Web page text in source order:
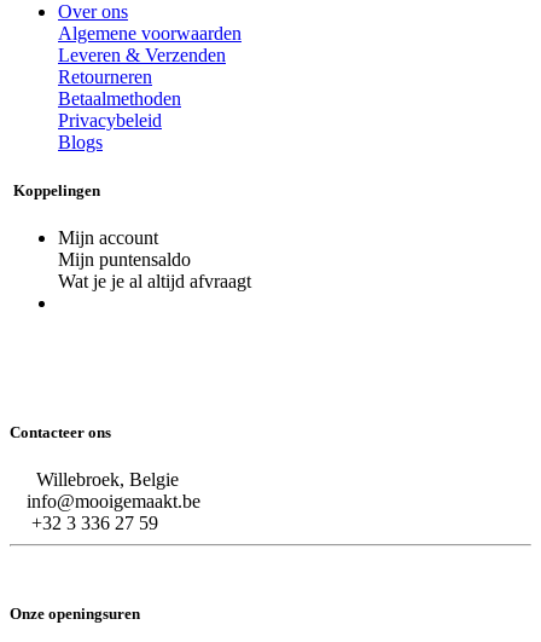
Over ons
Algemene voorwaarden
Leveren & Verzenden
Retourneren
Betaalmethoden
Privacybeleid
Blogs
Koppelingen
Mijn account
Mijn puntensaldo
Wat je je al altijd afvraagt
Contacteer ons
Willebroek, Belgie
info@mooigemaakt.be
+32 3 336 27 59
Onze openingsuren